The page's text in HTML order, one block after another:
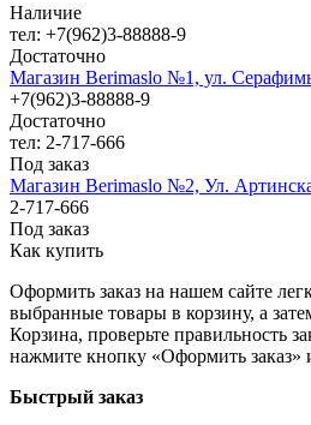
Наличие
тел: +7(962)3-88888-9
Достаточно
Магазин Berimaslo №1, ул.
+7(962)3-88888-9
Достаточно
тел: 2-717-666
Под заказ
Магазин Berimaslo №2, Ул.
2-717-666
Под заказ
Как купить
Оформить заказ на нашем сайте
выбранные товары в корзину, а
Корзина, проверьте правильность
нажмите кнопку «Оформить заказ»
Быстрый заказ